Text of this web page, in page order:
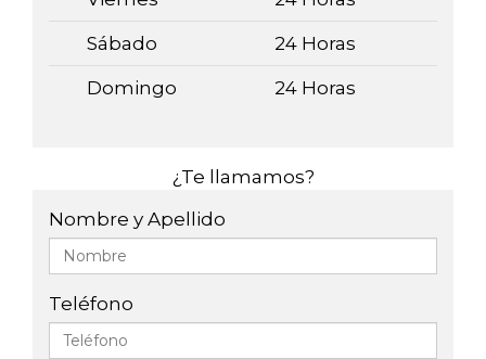
Sábado 24 Horas
Domingo 24 Horas
¿Te llamamos?
Nombre y Apellido
Teléfono